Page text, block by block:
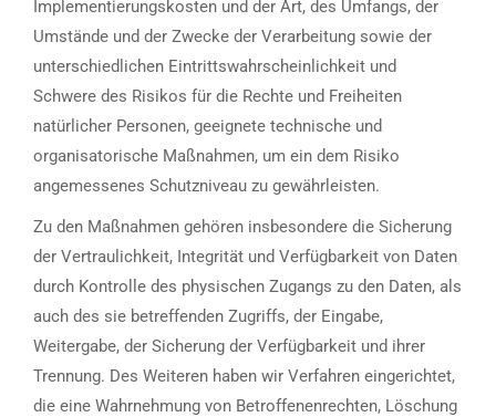
Implementierungskosten und der Art, des Umfangs, der
Umstände und der Zwecke der Verarbeitung sowie der
unterschiedlichen Eintrittswahrscheinlichkeit und
Schwere des Risikos für die Rechte und Freiheiten
natürlicher Personen, geeignete technische und
organisatorische Maßnahmen, um ein dem Risiko
angemessenes Schutzniveau zu gewährleisten.
Zu den Maßnahmen gehören insbesondere die Sicherung
der Vertraulichkeit, Integrität und Verfügbarkeit von Daten
durch Kontrolle des physischen Zugangs zu den Daten, als
auch des sie betreffenden Zugriffs, der Eingabe,
Weitergabe, der Sicherung der Verfügbarkeit und ihrer
Trennung. Des Weiteren haben wir Verfahren eingerichtet,
die eine Wahrnehmung von Betroffenenrechten, Löschung